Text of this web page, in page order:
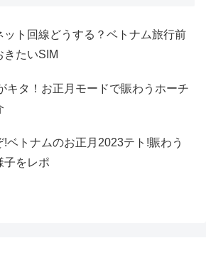
ット回線どうする？ベトナム旅行前
きたいSIM
キタ！お正月モードで賑わうホーチ
ベトナムのお正月2023テト!賑わう
子をレポ